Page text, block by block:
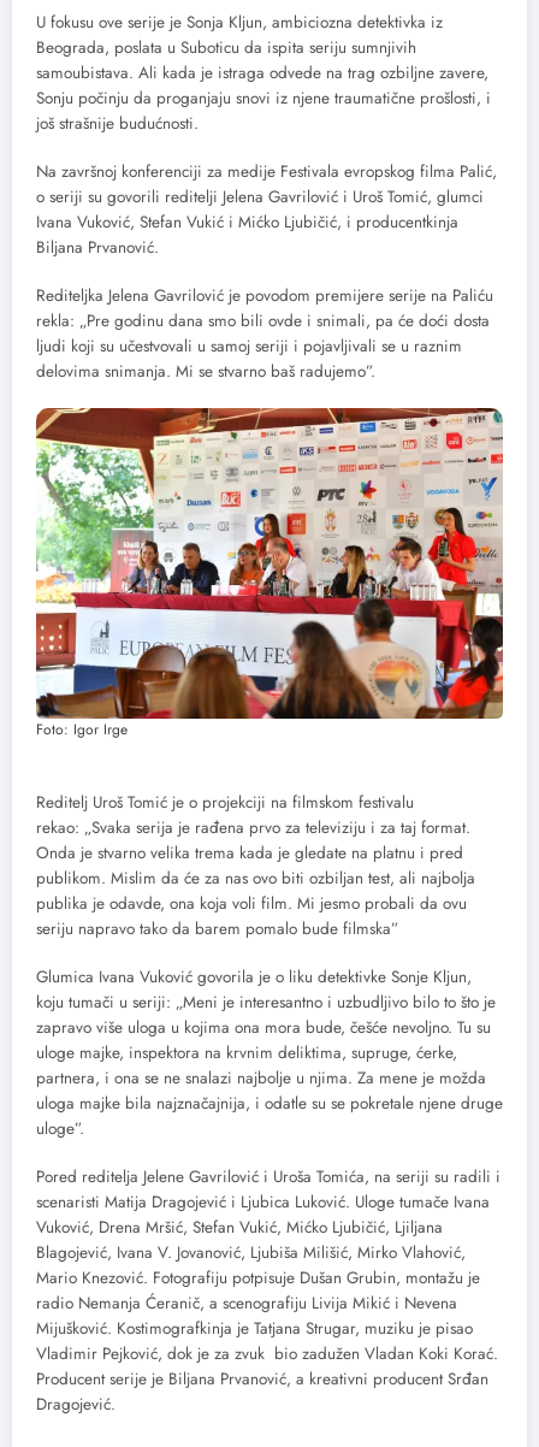
U fokusu ove serije je Sonja Kljun, ambiciozna detektivka iz
Beograda, poslata u Suboticu da ispita seriju sumnjivih
samoubistava. Ali kada je istraga odvede na trag ozbiljne zavere,
Sonju počinju da proganjaju snovi iz njene traumatične prošlosti, i
još strašnije budućnosti.
Na završnoj konferenciji za medije Festivala evropskog filma Palić,
o seriji su govorili reditelji Jelena Gavrilović i Uroš Tomić, glumci
Ivana Vuković, Stefan Vukić i Mićko Ljubičić, i producentkinja
Biljana Prvanović.
Rediteljka Jelena Gavrilović je povodom premijere serije na Paliću
rekla: „Pre godinu dana smo bili ovde i snimali, pa će doći dosta
ljudi koji su učestvovali u samoj seriji i pojavljivali se u raznim
delovima snimanja. Mi se stvarno baš radujemo”.
Foto: Igor Irge
Reditelj Uroš Tomić je o projekciji na filmskom festivalu
rekao: „Svaka serija je rađena prvo za televiziju i za taj format.
Onda je stvarno velika trema kada je gledate na platnu i pred
publikom. Mislim da će za nas ovo biti ozbiljan test, ali najbolja
publika je odavde, ona koja voli film. Mi jesmo probali da ovu
seriju napravo tako da barem pomalo bude filmska”
Glumica Ivana Vuković govorila je o liku detektivke Sonje Kljun,
koju tumači u seriji: „Meni je interesantno i uzbudljivo bilo to što je
zapravo više uloga u kojima ona mora bude, češće nevoljno. Tu su
uloge majke, inspektora na krvnim deliktima, supruge, ćerke,
partnera, i ona se ne snalazi najbolje u njima. Za mene je možda
uloga majke bila najznačajnija, i odatle su se pokretale njene druge
uloge”.
Pored reditelja Jelene Gavrilović i Uroša Tomića, na seriji su radili i
scenaristi Matija Dragojević i Ljubica Luković. Uloge tumače Ivana
Vuković, Drena Mršić, Stefan Vukić, Mićko Ljubičić, Ljiljana
Blagojević, Ivana V. Jovanović, Ljubiša Milišić, Mirko Vlahović,
Mario Knezović. Fotografiju potpisuje Dušan Grubin, montažu je
radio Nemanja Ćeranič, a scenografiju Livija Mikić i Nevena
Mijušković. Kostimografkinja je Tatjana Strugar, muziku je pisao
Vladimir Pejković, dok je za zvuk bio zadužen Vladan Koki Korać.
Producent serije je Biljana Prvanović, a kreativni producent Srđan
Dragojević.